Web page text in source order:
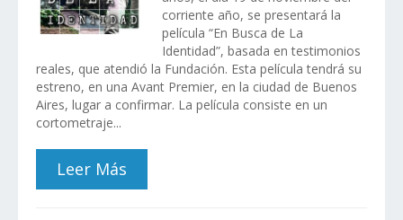
corriente año, se presentará la
película “En Busca de La
Identidad”, basada en testimonios
reales, que atendió la Fundación. Esta película tendrá su
estreno, en una Avant Premier, en la ciudad de Buenos
Aires, lugar a confirmar. La película consiste en un
cortometraje...
Leer Más